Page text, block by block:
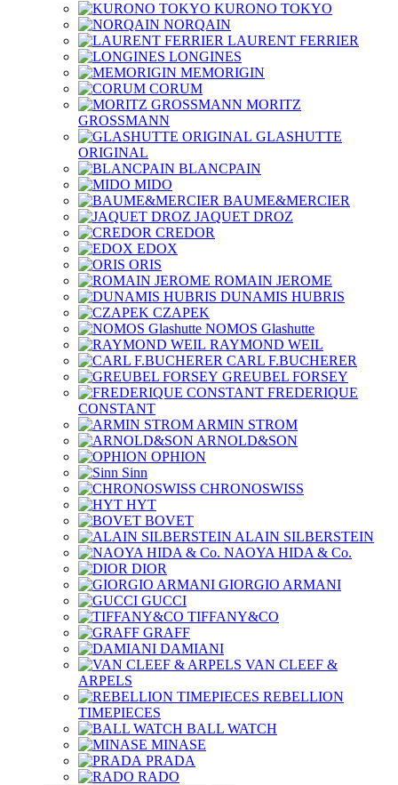
KURONO TOKYO
NORQAIN
LAURENT FERRIER
LONGINES
MEMORIGIN
CORUM
MORITZ
GROSSMANN
GLASHUTTE
ORIGINAL
BLANCPAIN
MIDO
BAUME&MERCIER
JAQUET DROZ
CREDOR
EDOX
ORIS
ROMAIN JEROME
DUNAMIS HUBRIS
CZAPEK
NOMOS Glashutte
RAYMOND WEIL
CARL F.BUCHERER
GREUBEL FORSEY
FREDERIQUE
CONSTANT
ARMIN STROM
ARNOLD&SON
OPHION
Sinn
CHRONOSWISS
HYT
BOVET
ALAIN SILBERSTEIN
NAOYA HIDA & Co.
DIOR
GIORGIO ARMANI
GUCCI
TIFFANY&CO
GRAFF
DAMIANI
VAN CLEEF &
ARPELS
REBELLION
TIMEPIECES
BALL WATCH
MINASE
PRADA
RADO